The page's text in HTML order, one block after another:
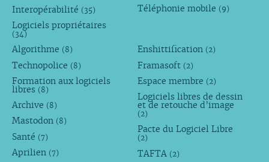
Interopérabilité (35)
Logiciels propriétaires
(34)
Téléphonie mobile (9)
Algorithme (8)
Technopolice (8)
Formation aux logiciels
libres (8)
Archive (8)
Mastodon (8)
Santé (7)
Aprilien (7)
Enshittification (2)
Framasoft (2)
Espace membre (2)
Logiciels libres de dessin
et de retouche d’image
(2)
Pacte du Logiciel Libre
(2)
TAFTA (2)